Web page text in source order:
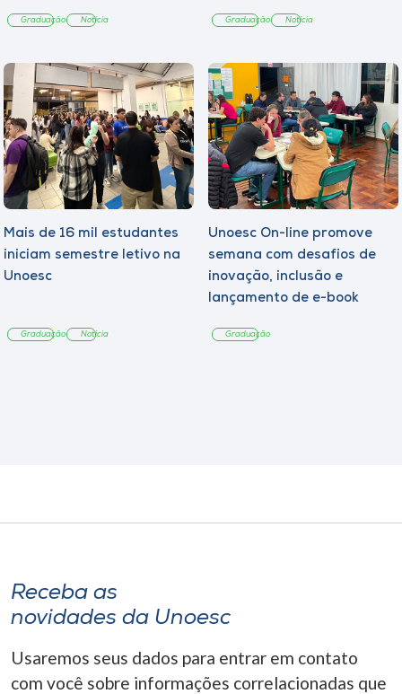
Graduação Notícia Graduação Notícia
Mais de 16 mil estudantes
iniciam semestre letivo na
Unoesc
Graduação Notícia
Unoesc On-line promove
semana com desafios de
inovação, inclusão e
lançamento de e-book
Graduação
Receba as
novidades da Unoesc
Usaremos seus dados para entrar em contato
com você sobre informações correlacionadas que